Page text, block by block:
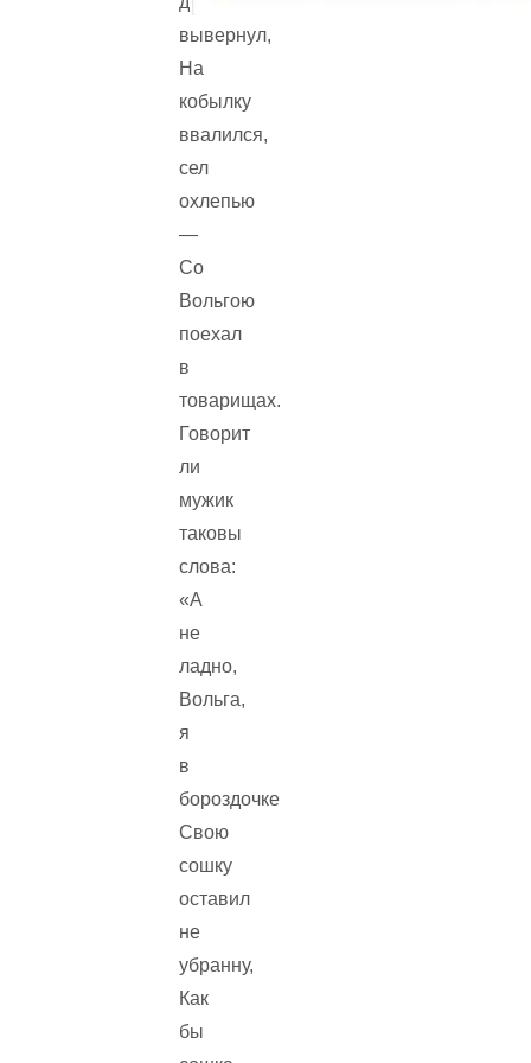
вывернул,
На
кобылку
ввалился,
сел
охлепью
—
Со
Вольгою
поехал
в
товарищах.
Говорит
ли
мужик
таковы
слова:
«А
не
ладно,
Вольга,
я
в
бороздочке
Свою
сошку
оставил
не
убранну,
Как
бы